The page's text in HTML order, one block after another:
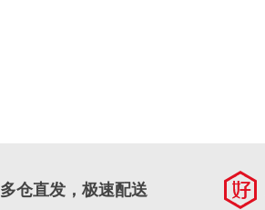
多仓直发，极速配送